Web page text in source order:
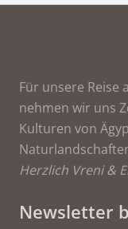
Für unsere Reise
nehmen wir uns
Kulturen von
Herzlich Vreni &
Newsletter